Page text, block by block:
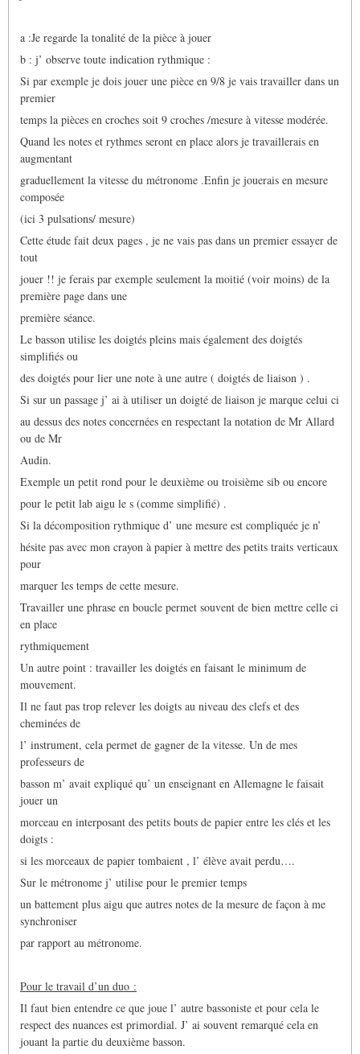
a :Je regarde la tonalité de la pièce à jouer
b : j’ observe toute indication rythmique :
Si par exemple je dois jouer une pièce en 9/8 je vais travailler dans un
premier
temps la pièces en croches soit 9 croches /mesure à vitesse modérée.
Quand les notes et rythmes seront en place alors je travaillerais en
augmentant
graduellement la vitesse du métronome .Enfin je jouerais en mesure
composée
(ici 3 pulsations/ mesure)
Cette étude fait deux pages , je ne vais pas dans un premier essayer de
tout
jouer !! je ferais par exemple seulement la moitié (voir moins) de la
première page dans une
première séance.
Le basson utilise les doigtés pleins mais également des doigtés
simplifiés ou
des doigtés pour lier une note à une autre ( doigtés de liaison ) .
Si sur un passage j’ ai à utiliser un doigté de liaison je marque celui ci
au dessus des notes concernées en respectant la notation de Mr Allard
ou de Mr
Audin.
Exemple un petit rond pour le deuxième ou troisième sib ou encore
pour le petit lab aigu le s (comme simplifié) .
Si la décomposition rythmique d’ une mesure est compliquée je n’
hésite pas avec mon crayon à papier à mettre des petits traits verticaux
pour
marquer les temps de cette mesure.
Travailler une phrase en boucle permet souvent de bien mettre celle ci
en place
rythmiquement
Un autre point : travailler les doigtés en faisant le minimum de
mouvement.
Il ne faut pas trop relever les doigts au niveau des clefs et des
cheminées de
l’ instrument, cela permet de gagner de la vitesse. Un de mes
professeurs de
basson m’ avait expliqué qu’ un enseignant en Allemagne le faisait
jouer un
morceau en interposant des petits bouts de papier entre les clés et les
doigts :
si les morceaux de papier tombaient , l’ élève avait perdu….
Sur le métronome j’ utilise pour le premier temps
un battement plus aigu que autres notes de la mesure de façon à me
synchroniser
par rapport au métronome.
Pour le travail d’un duo :
Il faut bien entendre ce que joue l’ autre bassoniste et pour cela le
respect des nuances est primordial. J’ ai souvent remarqué cela en
jouant la partie du deuxième basson.